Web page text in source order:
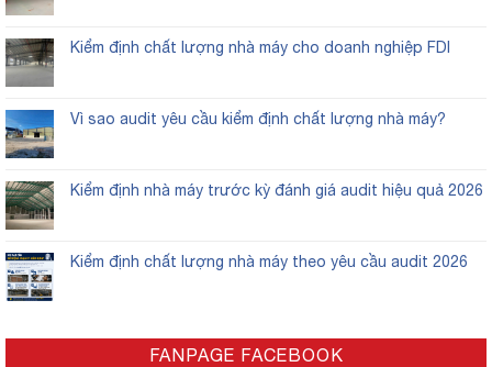
Kiểm định chất lượng nhà máy cho doanh nghiệp FDI
Vì sao audit yêu cầu kiểm định chất lượng nhà máy?
Kiểm định nhà máy trước kỳ đánh giá audit hiệu quả 2026
Kiểm định chất lượng nhà máy theo yêu cầu audit 2026
FANPAGE FACEBOOK